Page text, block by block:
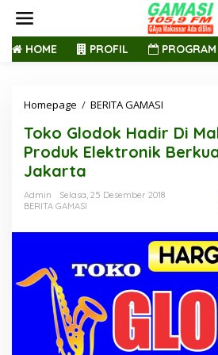
HOME PROFIL PROGRAM
Homepage / BERITA GAMASI
k
o
G
o
k
H
a
d
i
M
Toko Glodok Hadir Di
Produk Elektronik
Jakarta
Admin
Selasa, 25 Desember 2018
BERITA GAMASI